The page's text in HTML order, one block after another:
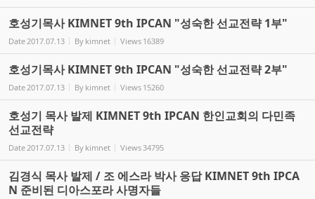
호성기목사 KIMNET 9th IPCAN "성숙한 선교전략 1부"
Date2017.07.13 By kimnet Views 16389
호성기목사 KIMNET 9th IPCAN "성숙한 선교전략 2부"
Date2017.07.13 By kimnet Views 15260
호성기 목사 발제 KIMNET 9th IPCAN 한인교회의 다민족
선교전략
Date2017.07.13 By kimnet Views34795
김경식 목사 발제 / 조 에스라 박사 응답 KIMNET 9th IPCA
N 준비된 디아스포라 사명자들